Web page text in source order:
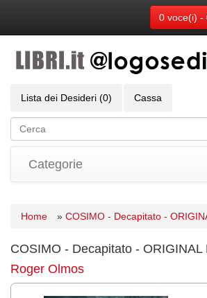
0 voce(i) -
Lista dei Desideri (0) Cassa
Categorie
Home » COSIMO - Decapitato -
COSIMO - Decapitato - ORIGINAL
Roger Olmos